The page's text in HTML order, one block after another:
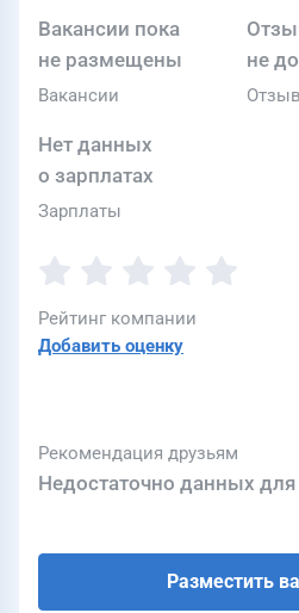
Вакансии пока
не размещены
Вакансии
не
Нет данных
о зарплатах
Зарплаты
Рейтинг компании
Добавить оценку
Рекомендация друзьям
Недостаточно данных для
Разместить